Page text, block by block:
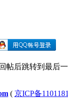
回帖后跳转到最后
( 京ICP备